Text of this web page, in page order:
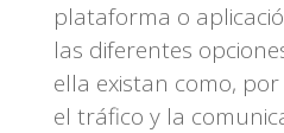
plataforma o
las diferentes
ella existan como,
el tráfico y la